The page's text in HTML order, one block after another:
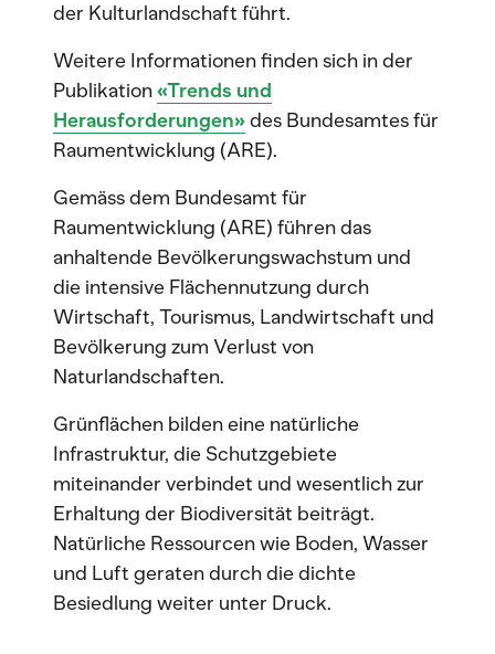
der Kulturlandschaft führt.
Weitere Informationen finden sich in der
Publikation«Trends und
Herausforderungen»des Bundesamtes für
Raumentwicklung (ARE).
Gemäss dem Bundesamt für
Raumentwicklung (ARE) führen das
anhaltende Bevölkerungswachstum und
die intensive Flächennutzung durch
Wirtschaft, Tourismus, Landwirtschaft und
Bevölkerung zum Verlust von
Naturlandschaften.
Grünflächen bilden eine natürliche
Infrastruktur, die Schutzgebiete
miteinander verbindet und wesentlich zur
Erhaltung der Biodiversität beiträgt.
Natürliche Ressourcen wie Boden, Wasser
und Luft geraten durch die dichte
Besiedlung weiter unter Druck.